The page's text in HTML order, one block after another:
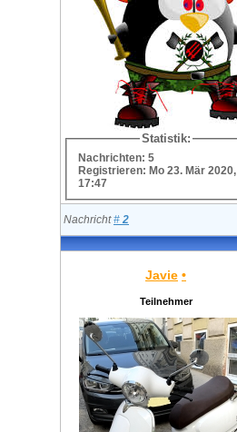
Statistik:
Nachrichten: 5
Registrieren: Mo 23. Mär 2020,
17:47
Nachricht# 2
Javie •
Teilnehmer